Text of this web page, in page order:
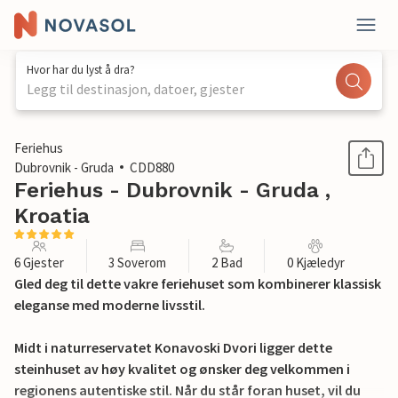
Hvor har du lyst å dra?
Legg til destinasjon, datoer, gjester
1 / 36
Feriehus
Dubrovnik - Gruda
CDD880
Feriehus - Dubrovnik - Gruda ,
Kroatia
6 Gjester 3 Soverom 2 Bad 0 Kjæledyr
Gled deg til dette vakre feriehuset som kombinerer klassisk
eleganse med moderne livsstil.
Midt i naturreservatet Konavoski Dvori ligger dette
steinhuset av høy kvalitet og ønsker deg velkommen i
regionens autentiske stil. Når du står foran huset, vil du